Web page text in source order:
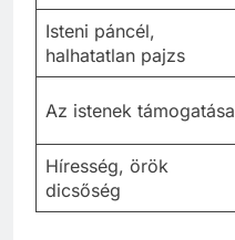
Isteni páncél,
halhatatlan pajzs
Az istenek támogatása
Híresség, örök
dicsőség